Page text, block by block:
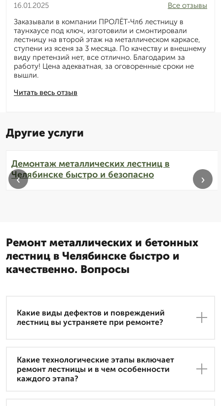
16.01.2025
Читать весь отзыв
Все отзывы
Заказывали в компании ПРОЛЁТ-Члб лестницу в
таунхаусе под ключ, изготовили и смонтировали
лестницу на второй этаж на металлическом каркасе,
ступени из ясеня за 3 месяца. По качеству и внешнему
виду претензий нет, все отлично. Благодарим за
работу! Цена адекватная, за оговоренные сроки не
вышли.
Другие услуги
Демонтаж металлических лестниц в
Челябинске быстро и безопасно
‹ ›
Ремонт металлических и бетонных
лестниц в Челябинске быстро и
качественно. Вопросы
Какие виды дефектов и повреждений
лестниц вы устраняете при ремонте?
Какие технологические этапы включает
ремонт лестницы и в чем особенности
каждого этапа?